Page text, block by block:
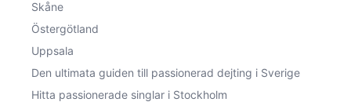
Skåne
Östergötland
Uppsala
Den ultimata guiden till passionerad dejting i Sverige
Hitta passionerade singlar i Stockholm